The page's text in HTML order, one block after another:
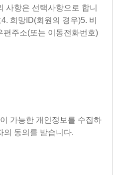
사항은 선택사항으로 합니
희망ID(회원의 경우)5. 비
편주소(또는 이동전화번호)
가능한 개인정보를 수집하
의 동의를 받습니다.